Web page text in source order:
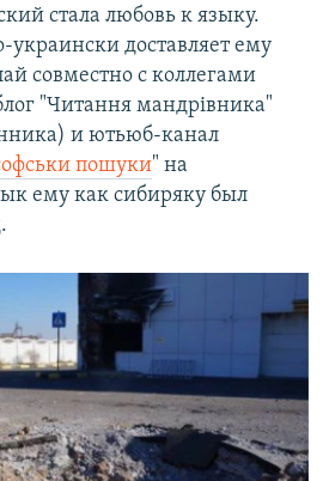
стала любовь к языку.
украински доставляет ему
совместно с коллегами
"Читання мандрівника"
и ютьюб-канал
пошуки" на
ему как сибиряку был